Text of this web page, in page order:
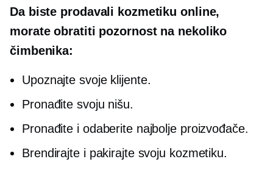
Da biste prodavali kozmetiku online,
morate obratiti pozornost na nekoliko
čimbenika:
Upoznajte svoje klijente.
Pronađite svoju nišu.
Pronađite i odaberite najbolje proizvođače.
Brendirajte i pakirajte svoju kozmetiku.